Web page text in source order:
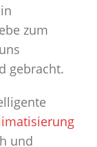
zum
gebracht.
und